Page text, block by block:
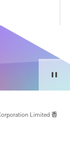
Limited 香